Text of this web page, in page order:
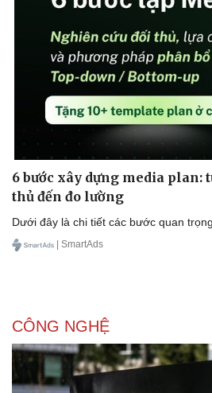
6 bước xây dựng media plan:
thủ đến đo lường
Dưới đây là chi tiết các bước quan
| SmartAds
CÔNG NGHỆ